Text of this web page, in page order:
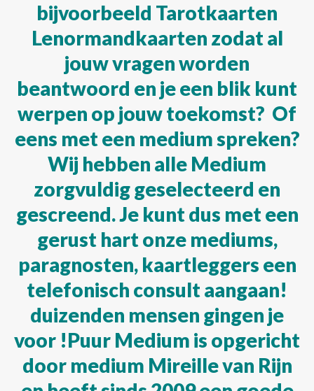
bijvoorbeeld Tarotkaarten
Lenormandkaarten zodat al
jouw vragen worden
beantwoord en je een blik kunt
werpen op jouw toekomst? Of
eens met een medium spreken?
Wij hebben alle Medium
zorgvuldig geselecteerd en
gescreend. Je kunt dus met een
gerust hart onze mediums,
paragnosten, kaartleggers een
telefonisch consult aangaan!
duizenden mensen gingen je
voor !Puur Medium is opgericht
door medium Mireille van Rijn